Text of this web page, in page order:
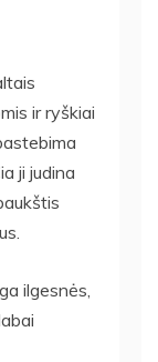
ir ryškiai
ji judina
ilgesnės,